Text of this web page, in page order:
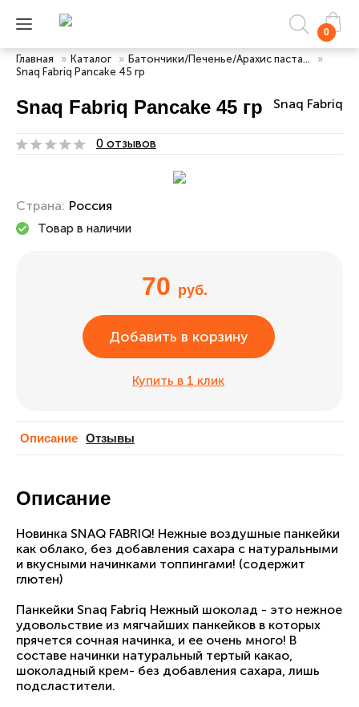
0
Главная » Каталог » Батончики/Печенье/Арахис паста...
»
Snaq Fabriq Pancake 45 гр
Snaq Fabriq Pancake 45 гр Snaq Fabriq
0 отзывов
Страна: Россия
Товар в наличии
70 руб.
Добавить в корзину
Купить в 1 клик
Описание Отзывы
Описание
Новинка SNAQ FABRIQ! Нежные воздушные панкейки
как облако, без добавления сахара с натуральными
и вкусными начинками топпингами! (содержит
глютен)
Панкейки Snaq Fabriq Нежный шоколад - это нежное
удовольствие из мягчайших панкейков в которых
прячется сочная начинка, и ее очень много! В
составе начинки натуральный тертый какао,
шоколадный крем- без добавления сахара, лишь
подсластители.